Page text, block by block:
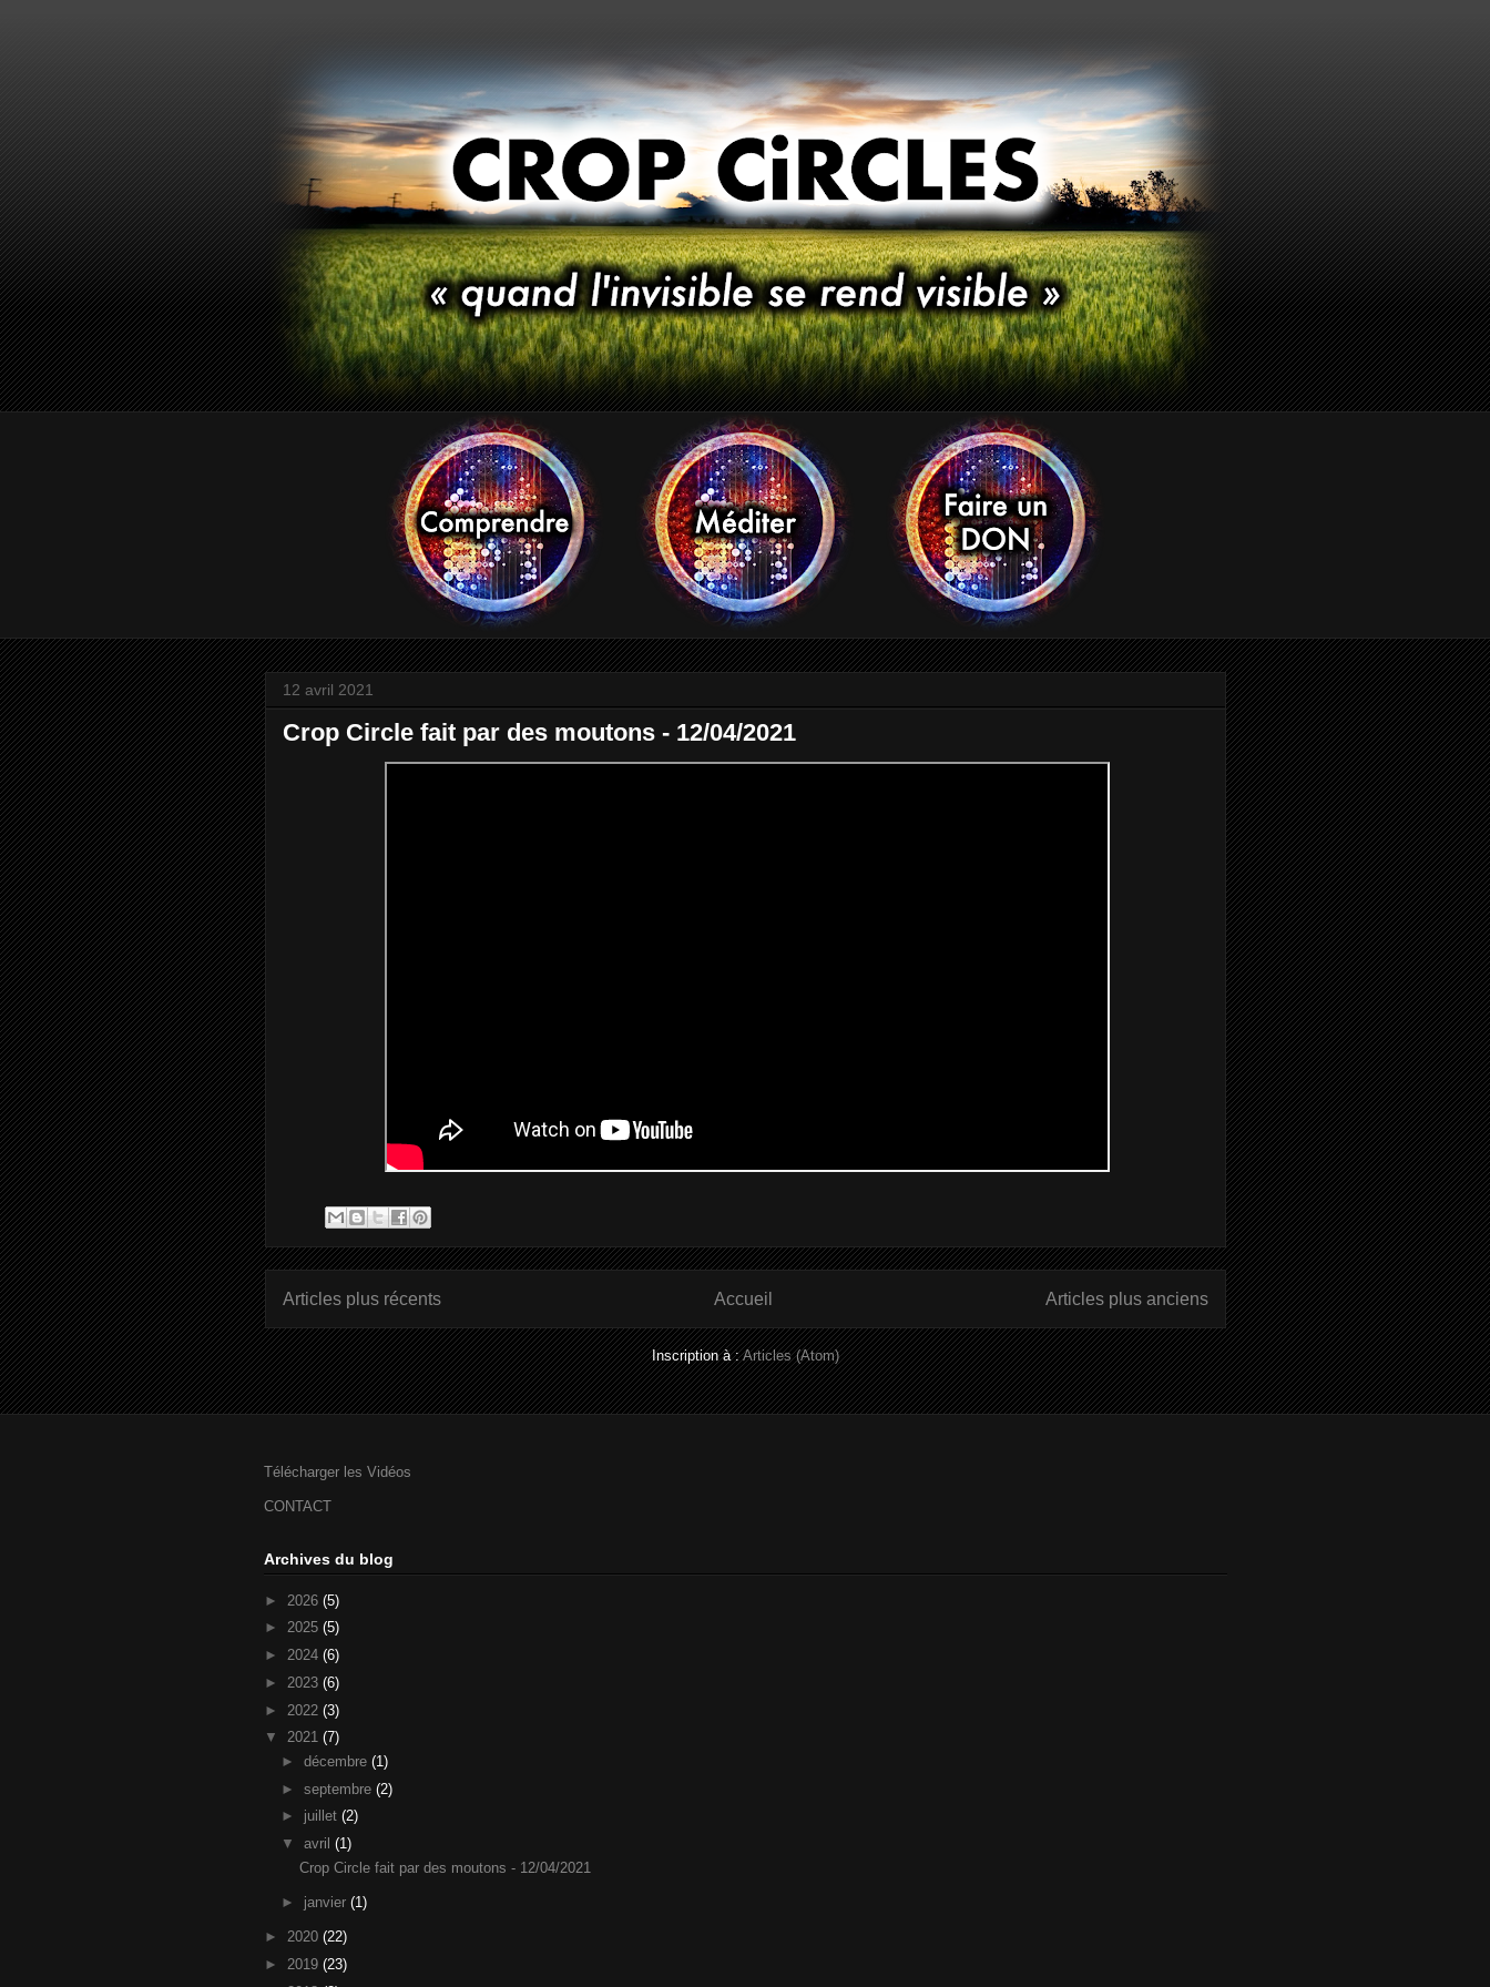
12 avril 2021
Crop Circle fait par des moutons - 12/04/2021
Articles plus récents Articles plus anciens
Accueil
Inscription à :Articles (Atom)
Télécharger les Vidéos
CONTACT
Archives du blog
► 2026 (5)
► 2025 (5)
► 2024 (6)
► 2023 (6)
► 2022 (3)
▼ 2021 (7)
►décembre(1)
►septembre(2)
► juillet(2)
▼avril(1)
Crop Circle fait par des moutons - 12/04/2021
► janvier(1)
► 2020 (22)
► 2019 (23)